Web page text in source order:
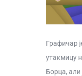
Графичар
утакмицу
Борца, али